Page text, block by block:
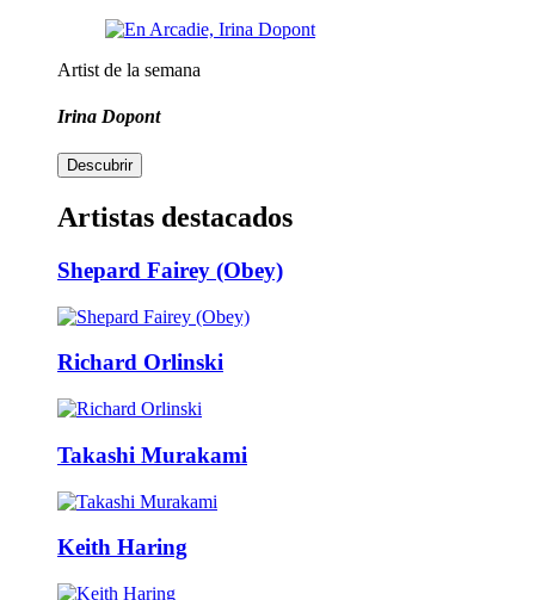
Artist de la semana
Irina Dopont
Descubrir
Artistas destacados
Shepard Fairey (Obey)
Richard Orlinski
Takashi Murakami
Keith Haring